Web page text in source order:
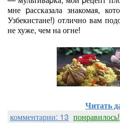
мне pассказала знакомая,
Узбекистане!) отлично вам
не хуже, чем на огне!
Читать
комментарии: 13 понравилось!